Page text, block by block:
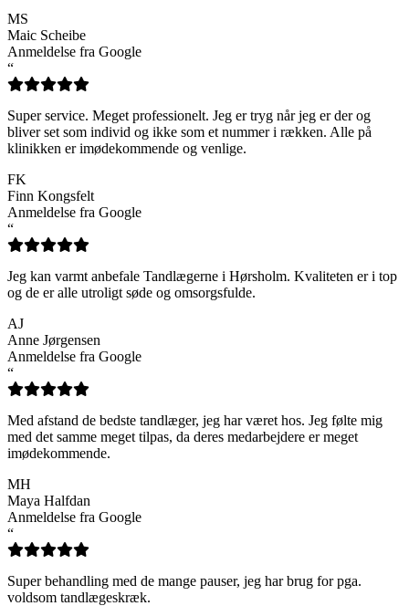
MS
Maic Scheibe
Anmeldelse fra Google
“
Super service. Meget professionelt. Jeg er tryg når jeg er der og
bliver set som individ og ikke som et nummer i rækken. Alle på
klinikken er imødekommende og venlige.
FK
Finn Kongsfelt
Anmeldelse fra Google
“
Jeg kan varmt anbefale Tandlægerne i Hørsholm. Kvaliteten er i top
og de er alle utroligt søde og omsorgsfulde.
AJ
Anne Jørgensen
Anmeldelse fra Google
“
Med afstand de bedste tandlæger, jeg har været hos. Jeg følte mig
med det samme meget tilpas, da deres medarbejdere er meget
imødekommende.
MH
Maya Halfdan
Anmeldelse fra Google
“
Super behandling med de mange pauser, jeg har brug for pga.
voldsom tandlægeskræk.